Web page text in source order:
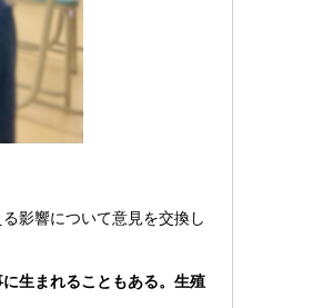
影響について意見を交換し
生まれることもある。生殖